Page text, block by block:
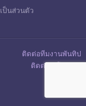
ป็นส่วนตัว
ติดต่อทีมงานพันทิป
ติดต่อลงโฆษณา